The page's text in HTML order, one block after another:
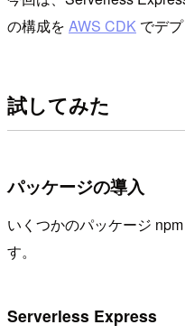
の構成を AWS CDK でデ
試してみた
パッケージの導入
いくつかのパッケージ
す。
Serverless Express